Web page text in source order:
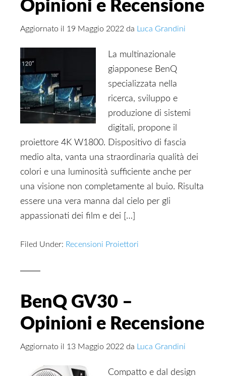
Opinioni e Recensione
Aggiornato il 19 Maggio 2022 da Luca Grandini
La multinazionale
giapponese BenQ
specializzata nella
ricerca, sviluppo e
produzione di sistemi
digitali, propone il
proiettore 4K W1800. Dispositivo di fascia
medio alta, vanta una straordinaria qualità dei
colori e una luminosità sufficiente anche per
una visione non completamente al buio. Risulta
essere una vera manna dal cielo per gli
appassionati dei film e dei […]
Filed Under: Recensioni Proiettori
BenQ GV30 –
Opinioni e Recensione
Aggiornato il 13 Maggio 2022 da Luca Grandini
Compatto e dal design